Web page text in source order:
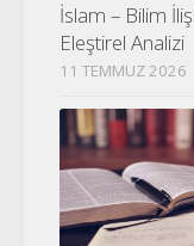
İslam – Bilim
Eleştirel Analizi
11 TEMMUZ 2026